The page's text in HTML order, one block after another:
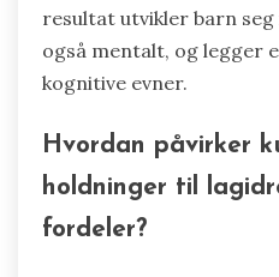
resultat utvikler barn seg
også mentalt, og legger
kognitive evner.
Hvordan påvirker
holdninger til
fordeler?